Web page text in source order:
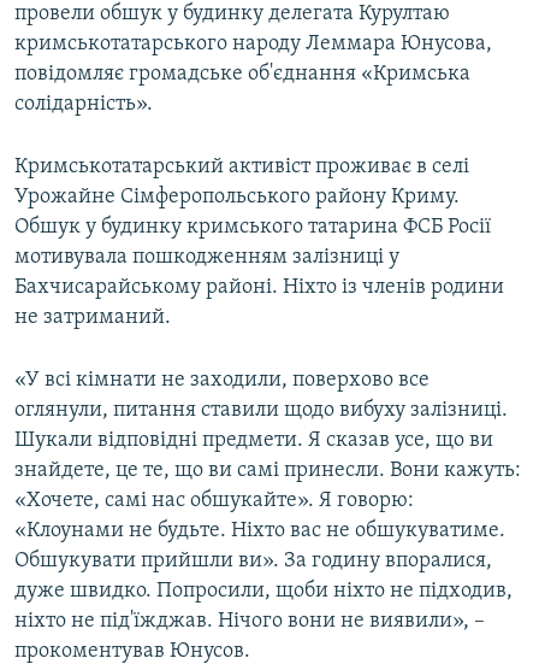
СПЕЦПРОЕКТИ
ДЕПОРТАЦІЯ
ВІДЕОУРОКИ «ELIFBE»
СВІДЧЕННЯ ОКУПАЦІЇ
УКРАЇНСЬКА ПРОБЛЕМА КРИМУ
ІНФОГРАФІКА
ЯК ОБІЙТИ БЛОКУВАННЯ
Qırımtatar
провели обшук у будинку делегата Курултаю
кримськотатарського народу Леммара Юнусова,
повідомляє громадське об'єднання «Кримська
солідарність».
Кримськотатарський активіст проживає в селі
Урожайне Сімферопольського району Криму.
Обшук у будинку кримського татарина ФСБ Росії
мотивувала пошкодженням залізниці у
Бахчисарайському районі. Ніхто із членів родини
не затриманий.
«У всі кімнати не заходили, поверхово все
оглянули, питання ставили щодо вибуху залізниці.
Шукали відповідні предмети. Я сказав усе, що ви
знайдете, це те, що ви самі принесли. Вони кажуть:
«Хочете, самі нас обшукайте». Я говорю:
«Клоунами не будьте. Ніхто вас не обшукуватиме.
Обшукувати прийшли ви». За годину впоралися,
дуже швидко. Попросили, щоби ніхто не підходив,
ніхто не під'їжджав. Нічого вони не виявили», –
прокоментував Юнусов.